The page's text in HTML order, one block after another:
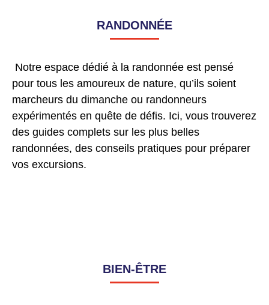
RANDONNÉE
Notre espace dédié à la randonnée est pensé
pour tous les amoureux de nature, qu’ils soient
marcheurs du dimanche ou randonneurs
expérimentés en quête de défis. Ici, vous trouverez
des guides complets sur les plus belles
randonnées, des conseils pratiques pour préparer
vos excursions.
BIEN-ÊTRE